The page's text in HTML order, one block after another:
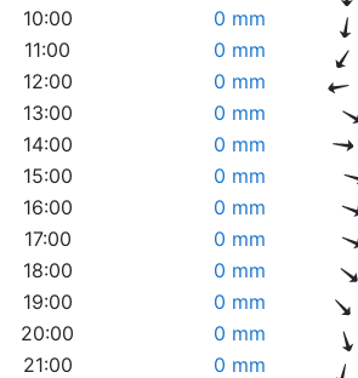
10:00
0 mm
11:00
0 mm
12:00
0 mm
13:00
0 mm
14:00
0 mm
15:00
0 mm
16:00
0 mm
17:00
0 mm
18:00
0 mm
19:00
0 mm
20:00
0 mm
21:00
0 mm